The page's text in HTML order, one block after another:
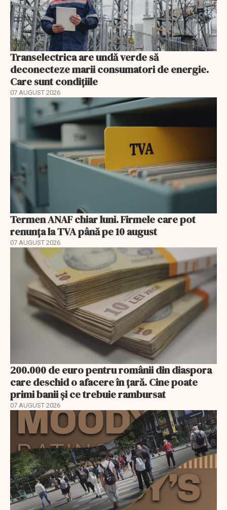
Transelectrica are undă verde să
deconecteze marii consumatori de energie.
Care sunt condițiile
07 AUGUST 2026
Termen ANAF chiar luni. Firmele care pot
renunța la TVA până pe 10 august
07 AUGUST 2026
200.000 de euro pentru românii din diaspora
care deschid o afacere în țară. Cine poate
primi banii și ce trebuie rambursat
07 AUGUST 2026